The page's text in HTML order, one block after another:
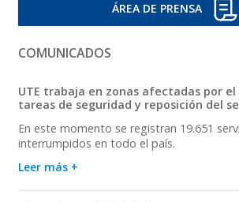
ÁREA DE PRENSA
COMUNICADOS
UTE trabaja en zonas afectadas por
tareas de seguridad y reposición del
En este momento se registran 19.651
interrumpidos en todo el país.
Leer más +